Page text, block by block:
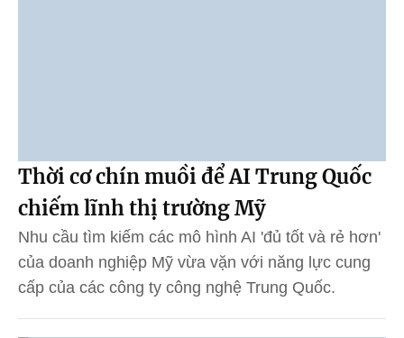
Thời cơ chín muồi để AI Trung Quốc
chiếm lĩnh thị trường Mỹ
Nhu cầu tìm kiếm các mô hình AI 'đủ tốt và rẻ hơn'
của doanh nghiệp Mỹ vừa vặn với năng lực cung
cấp của các công ty công nghệ Trung Quốc.